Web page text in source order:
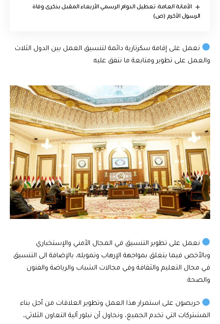
الأمانة العامة: تعطيل الدوام الرسمي الأربعاء المقبل بذكرى وفاة
الرسول الأكرم (ص)
نعمل على إقامة سكرتارية دائمة لتنسيق العمل بين الدول الثلاث
والعمل على تطوير ومتابعة ما نتفق عليه.
نعمل على تطوير التنسيق في المجال الأمني والإستخباري
وبالأخص فيما يتعلق بمواجهة الإرهاب وتمويله، بالإضافة الى التنسيق
في مجال التعليم والثقافة وفي مجالات الشباب والرياضة والفنون
والصحة.
حريصون على استمرار هذا العمل وتطوير العلاقات من أجل بناء
المشتركات التي تخدم الجميع، ونحاول أن نبلور آلية التعاون الثلاثي،